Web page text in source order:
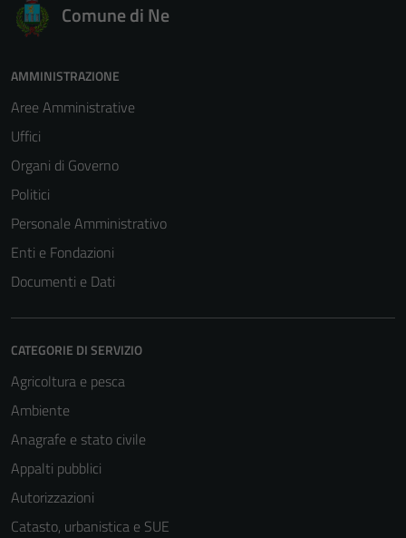
Comune di Ne
AMMINISTRAZIONE
Aree Amministrative
Uffici
Organi di Governo
Politici
Personale Amministrativo
Enti e Fondazioni
Documenti e Dati
CATEGORIE DI SERVIZIO
Agricoltura e pesca
Ambiente
Anagrafe e stato civile
Appalti pubblici
Autorizzazioni
Catasto, urbanistica e SUE